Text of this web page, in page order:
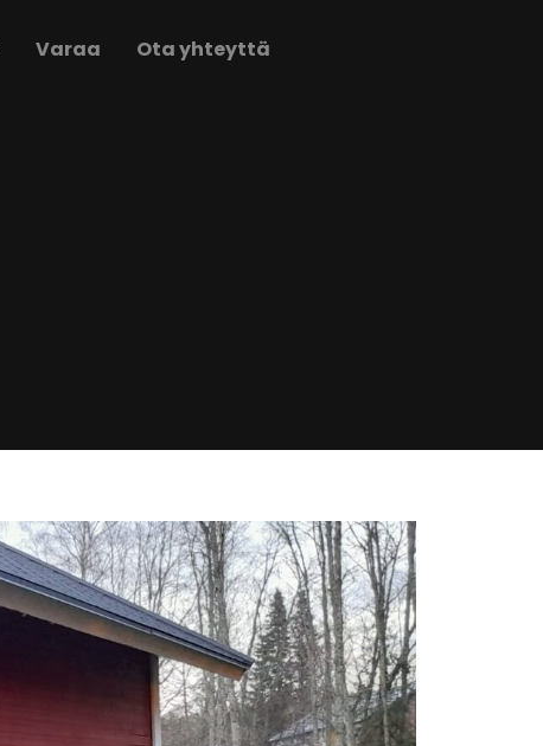
Varaa Ota yhteyttä